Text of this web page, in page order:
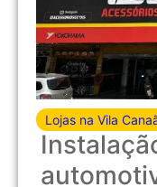
Lojas na Vila